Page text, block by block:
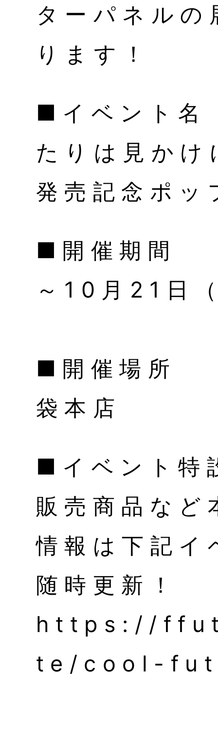
ターパネル
ります！
■イベント
たりは見か
発売記念ポ
■開催期間
～10月21日
■開催場所
袋本店
■イベント特
販売商品な
情報は下記イ
随時更新！
https://
te/cool-